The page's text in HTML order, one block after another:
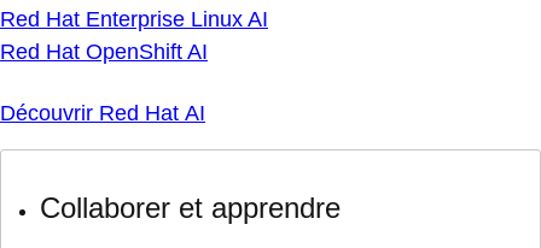
Red Hat Enterprise Linux AI
Red Hat OpenShift AI
Découvrir Red Hat AI
Collaborer et apprendre